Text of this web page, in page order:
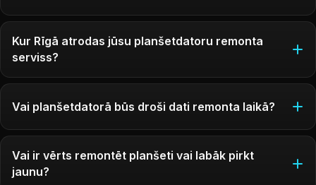
Kur Rīgā atrodas jūsu planšetdatoru remonta
serviss?
Vai planšetdatorā būs droši dati remonta laikā?
Vai ir vērts remontēt planšeti vai labāk pirkt
jaunu?